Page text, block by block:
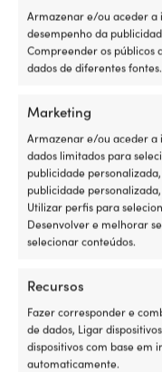
Armazenar e/ou aceder a
desempenho da
Compreender os públicos
dados de diferentes fontes.
Marketing
Armazenar e/ou aceder a
dados limitados para
publicidade
publicidade
Utilizar perfis para
Desenvolver e melhorar
selecionar conteúdos.
Recursos
Fazer corresponder e
de dados, Ligar
dispositivos com base em
automaticamente.
https://
blowmoulded
DIÂMETRO DA BÓIA
FLUTUABILIDADE DA
2.1 kg
DIMENSÕES
Olhal: Ø11 mm
Compare
emboias de